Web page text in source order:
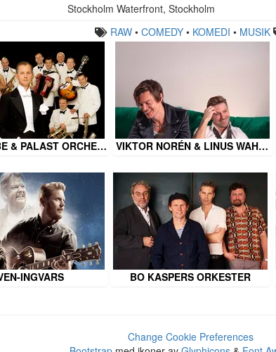
Stockholm Waterfront, Stockholm
RAW • COMEDY • KOMEDI • MUSIK
& PALAST ORCHE… VIKTOR NORÉN & LINUS WAH…
INGVARS BO KASPERS ORKESTER
Change Cookie Preferences